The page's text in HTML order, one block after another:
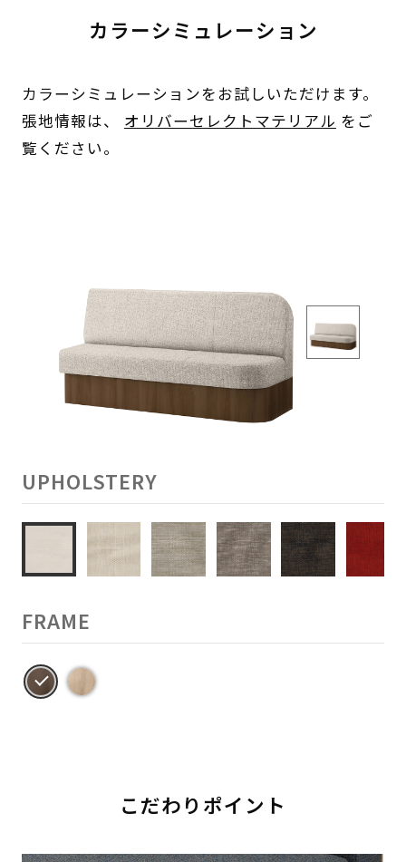
カラーシミュレーション
カラーシミュレーションをお試しいただけます。
張地情報は、 オリバーセレクトマテリアル をご
覧ください。
UPHOLSTERY
FRAME
こだわりポイント